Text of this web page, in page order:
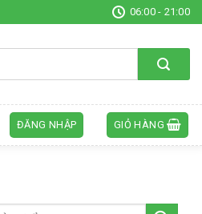
06:00 - 21:00
ĐĂNG NHẬP GIỎ HÀNG